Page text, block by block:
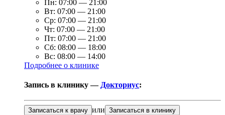
Пн: 07:00 — 21:00
Вт: 07:00 — 21:00
Ср: 07:00 — 21:00
Чт: 07:00 — 21:00
Пт: 07:00 — 21:00
Сб: 08:00 — 18:00
Вс: 08:00 — 14:00
Подробнее о клинике
Запись в клинику — Докториус:
Записаться к врачу или Записаться в клинику